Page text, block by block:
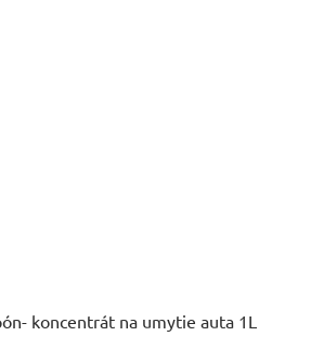
koncentrát na umytie auta 1L